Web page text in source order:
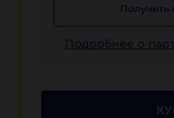
Получить
Подробнее о